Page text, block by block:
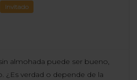
Invitado
almohada puede ser bueno,
¿Es verdad o depende de la